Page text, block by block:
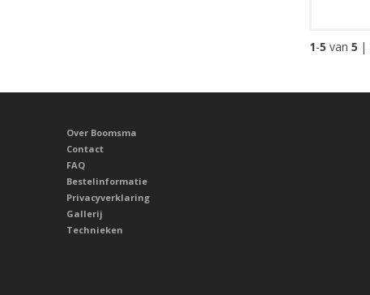
1-5 van 5 |
Over Boomsma
Contact
FAQ
Bestelinformatie
Privacyverklaring
Gallerij
Technieken